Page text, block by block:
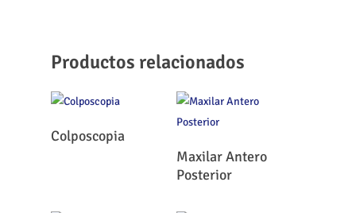
Productos relacionados
Leer Más
Colposcopia
Leer Más
Maxilar Antero
Posterior